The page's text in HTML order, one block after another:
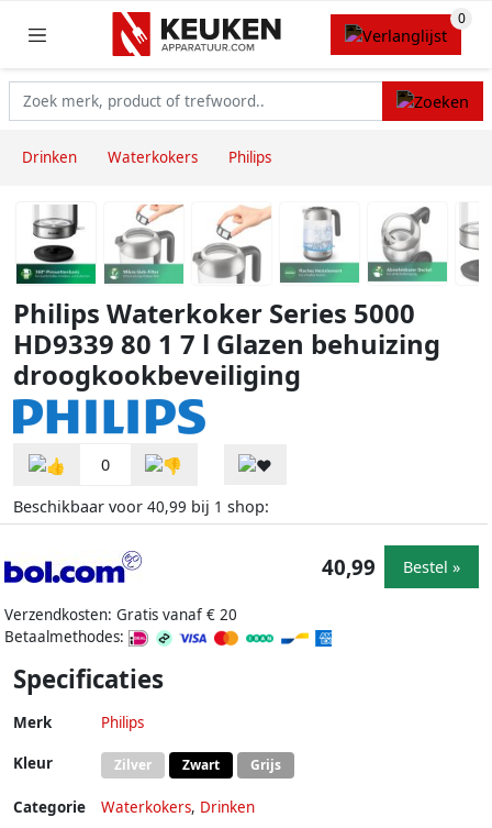
Drinken Waterkokers Philips
Philips Waterkoker Series 5000
HD9339 80 1 7 l Glazen behuizing
droogkookbeveiliging
0
Beschikbaar voor 40,99 bij 1 shop:
Verzendkosten: Gratis vanaf € 20
Betaalmethodes:
40,99 Bestel »
Specificaties
Merk Philips
Kleur Zilver Zwart Grijs
Categorie Waterkokers, Drinken